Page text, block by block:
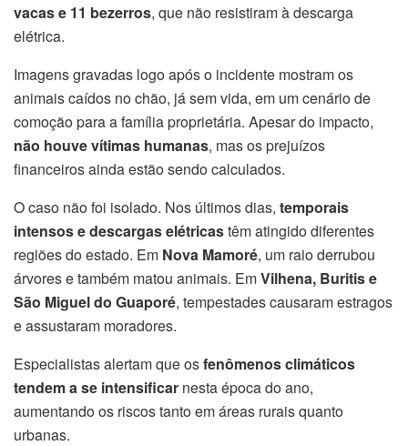
vacas e 11 bezerros, que não resistiram à descarga
elétrica.
Imagens gravadas logo após o incidente mostram os
animais caídos no chão, já sem vida, em um cenário de
comoção para a família proprietária. Apesar do impacto,
não houve vítimas humanas, mas os prejuízos
financeiros ainda estão sendo calculados.
O caso não foi isolado. Nos últimos dias, temporais
intensos e descargas elétricastêm atingido diferentes
regiões do estado. Em Nova Mamoré, um raio derrubou
árvores e também matou animais. EmVilhena, Buritis e
São Miguel do Guaporé, tempestades causaram estragos
e assustaram moradores.
Especialistas alertam que osfenômenos climáticos
tendem a se intensificar nesta época do ano,
aumentando os riscos tanto em áreas rurais quanto
urbanas.